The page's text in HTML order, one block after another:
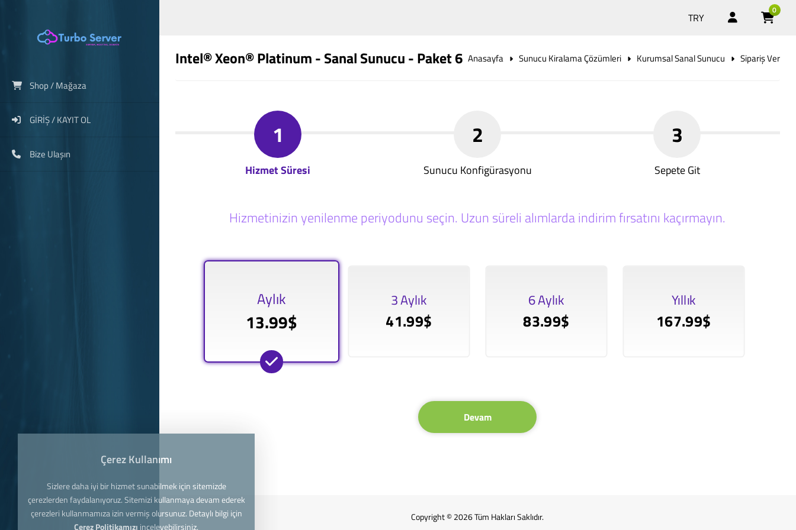
TRY
0
Intel® Xeon® Platinum - Sanal Sunucu - Paket 6 Anasayfa Sunucu Kiralama Çözümleri Kurumsal Sanal Sunucu Sipariş Ver
1
Hizmet Süresi
2
Sunucu Konfigürasyonu
3
Sepete Git
Hizmetinizin yenilenme periyodunu seçin. Uzun süreli alımlarda indirim fırsatını kaçırmayın.
Aylık
13.99$
3 Aylık
41.99$
6 Aylık
83.99$
Yıllık
167.99$
Devam
Copyright © 2026 Tüm Hakları Saklıdır.
Shop / Mağaza
GİRİŞ / KAYIT OL
Bize Ulaşın
Çerez Kullanımı
Sizlere daha iyi bir hizmet sunabilmek için sitemizde
çerezlerden faydalanıyoruz. Sitemizi kullanmaya devam ederek
çerezleri kullanmamıza izin vermiş olursunuz. Detaylı bilgi için
Çerez Politikamızı inceleyebilirsiniz.